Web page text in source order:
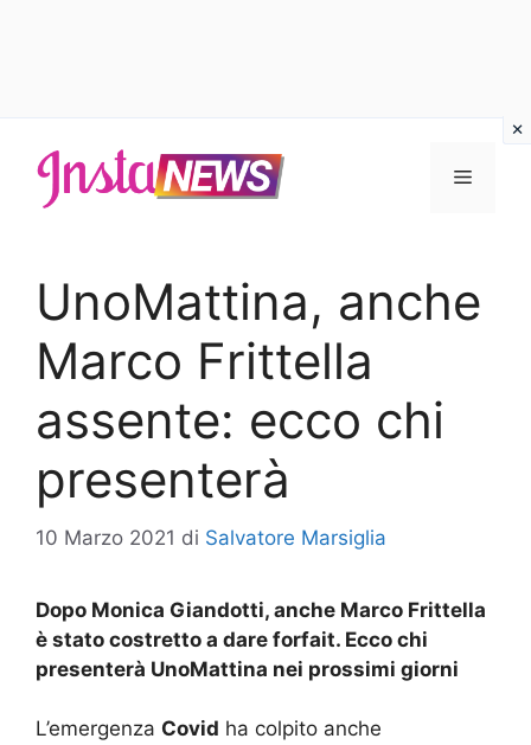
contenuto
Menu
UnoMattina, anche
Marco Frittella
assente: ecco chi
presenterà
10 Marzo 2021 di Salvatore Marsiglia
Dopo Monica Giandotti, anche Marco Frittella
è stato costretto a dare forfait. Ecco chi
presenterà UnoMattina nei prossimi giorni
L’emergenza Covid ha colpito anche